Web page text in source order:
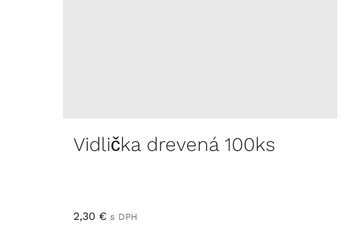
Vidlička drevená 100ks
2,30 € s DPH